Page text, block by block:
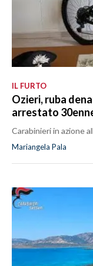
IL FURTO
Ozieri, ruba
arrestato
Carabinieri in azione
Mariangela Pala